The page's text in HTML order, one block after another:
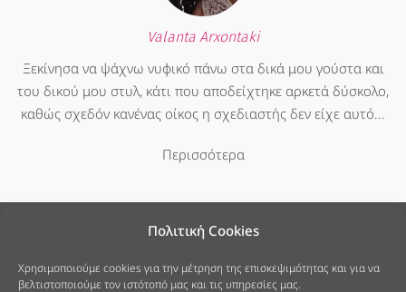
Πολιτική Cookies
Χρησιμοποιούμε cookies για την μέτρηση της επισκεψιμότητας και για να
βελτιστοποιούμε τον ιστότοπό μας και τις υπηρεσίες μας.
Valanta Arxontaki
Ξεκίνησα να ψάχνω νυφικό πάνω στα δικά μου γούστα και
του δικού μου στυλ, κάτι που αποδείχτηκε αρκετά δύσκολο,
καθώς σχεδόν κανένας οίκος η σχεδιαστής δεν είχε αυτό...
Περισσότερα